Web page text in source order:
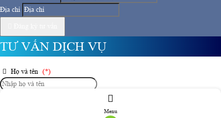
Menu
Địa chỉ
TƯ VẤN DỊCH VỤ
Họ và tên (*)